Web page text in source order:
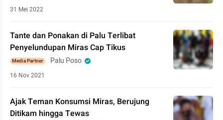
31 Mei 2022
Tante dan Ponakan di Palu Terlibat
Penyelundupan Miras Cap Tikus
Media Partner Palu Poso
16 Nov 2021
Ajak Teman Konsumsi Miras, Berujung
Ditikam hingga Tewas